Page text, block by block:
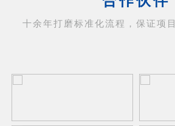
十余年打磨标准化流程，保证项